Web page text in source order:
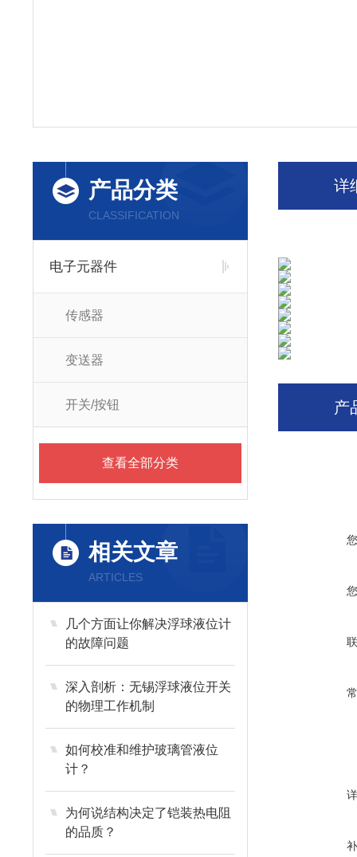
产品分类
CLASSIFICATION
电子元器件
传感器
变送器
开关/按钮
查看全部分类
相关文章
ARTICLES
几个方面让你解决浮球液位计
的故障问题
深入剖析：无锡浮球液位开关
的物理工作机制
如何校准和维护玻璃管液位
计？
为何说结构决定了铠装热电阻
的品质？
详
产